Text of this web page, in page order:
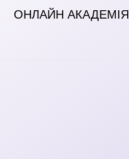
ОНЛАЙН АКАДЕМІЯ